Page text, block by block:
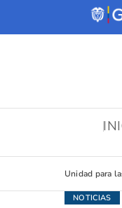
Unidad para
NOTICIAS